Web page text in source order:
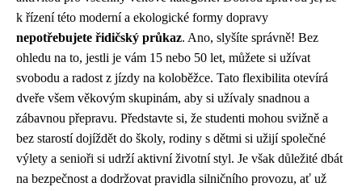
k řízení této moderní a ekologické formy dopravy
nepotřebujete řidičský průkaz. Ano, slyšíte správně! Bez
ohledu na to, jestli je vám 15 nebo 50 let, můžete si užívat
svobodu a radost z jízdy na koloběžce. Tato flexibilita otevírá
dveře všem věkovým skupinám, aby si užívaly snadnou a
zábavnou přepravu. Představte si, že studenti mohou svižně a
bez starostí dojíždět do školy, rodiny s dětmi si užijí společné
výlety a senioři si udrží aktivní životní styl. Je však důležité dbát
na bezpečnost a dodržovat pravidla silničního provozu, ať už